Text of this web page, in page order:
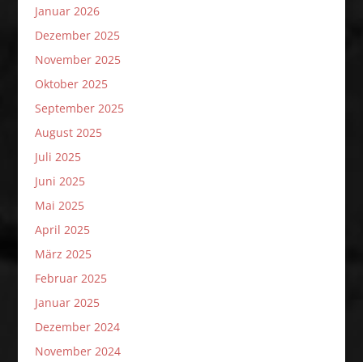
Januar 2026
Dezember 2025
November 2025
Oktober 2025
September 2025
August 2025
Juli 2025
Juni 2025
Mai 2025
April 2025
März 2025
Februar 2025
Januar 2025
Dezember 2024
November 2024